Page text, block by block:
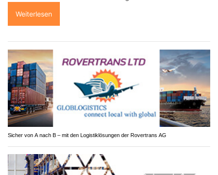
Weiterlesen
Sicher von A nach B – mit den Logistiklösungen der Rovertrans AG